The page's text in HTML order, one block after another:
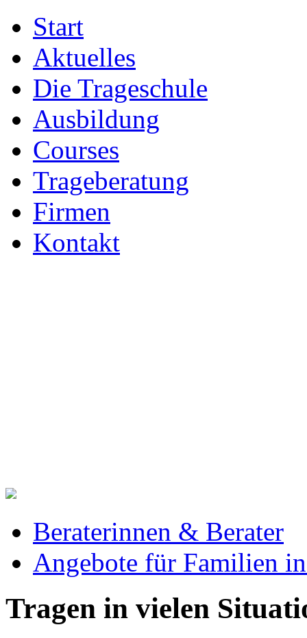
Start
Aktuelles
Die Trageschule
Ausbildung
Courses
Trageberatung
Firmen
Kontakt
Beraterinnen & Berater
Angebote für Familien
Tragen in vielen